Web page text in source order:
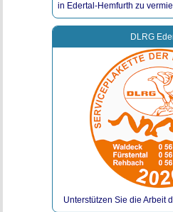
in Edertal-Hemfurth zu
DLRG
Unterstützen Sie die Arbeit